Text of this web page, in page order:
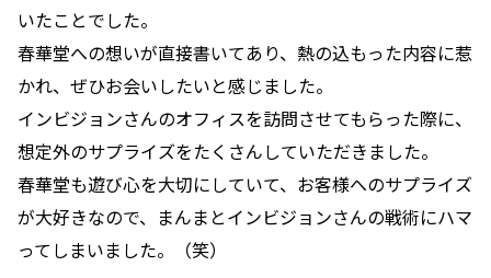
いたことでした。
春華堂への想いが直接書いてあり、熱の込もった内容に惹
かれ、ぜひお会いしたいと感じました。
インビジョンさんのオフィスを訪問させてもらった際に、
想定外のサプライズをたくさんしていただきました。
春華堂も遊び心を大切にしていて、お客様へのサプライズ
が大好きなので、まんまとインビジョンさんの戦術にハマ
ってしまいました。（笑）